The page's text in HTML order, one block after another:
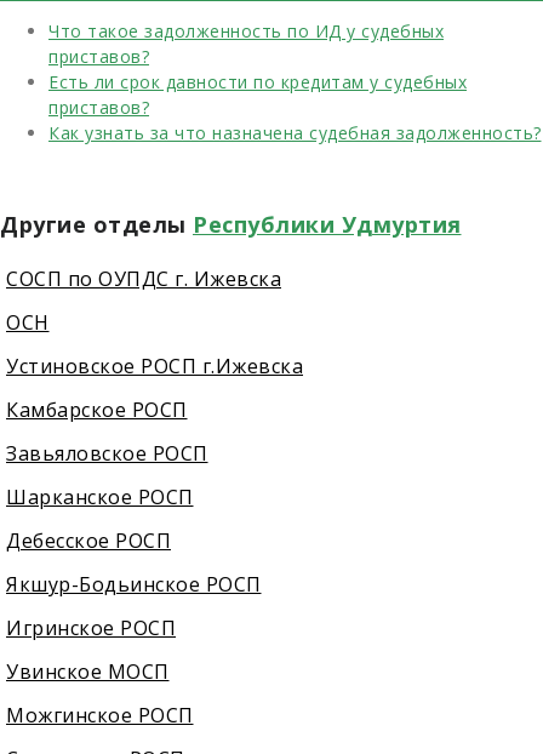
Что такое задолженность по ИД у судебных
приставов?
Есть ли срок давности по кредитам у судебных
приставов?
Как узнать за что назначена судебная задолженность?
Другие отделы Республики Удмуртия
СОСП по ОУПДС г. Ижевска
ОСН
Устиновское РОСП г.Ижевска
Камбарское РОСП
Завьяловское РОСП
Шарканское РОСП
Дебесское РОСП
Якшур-Бодьинское РОСП
Игринское РОСП
Увинское МОСП
Можгинское РОСП